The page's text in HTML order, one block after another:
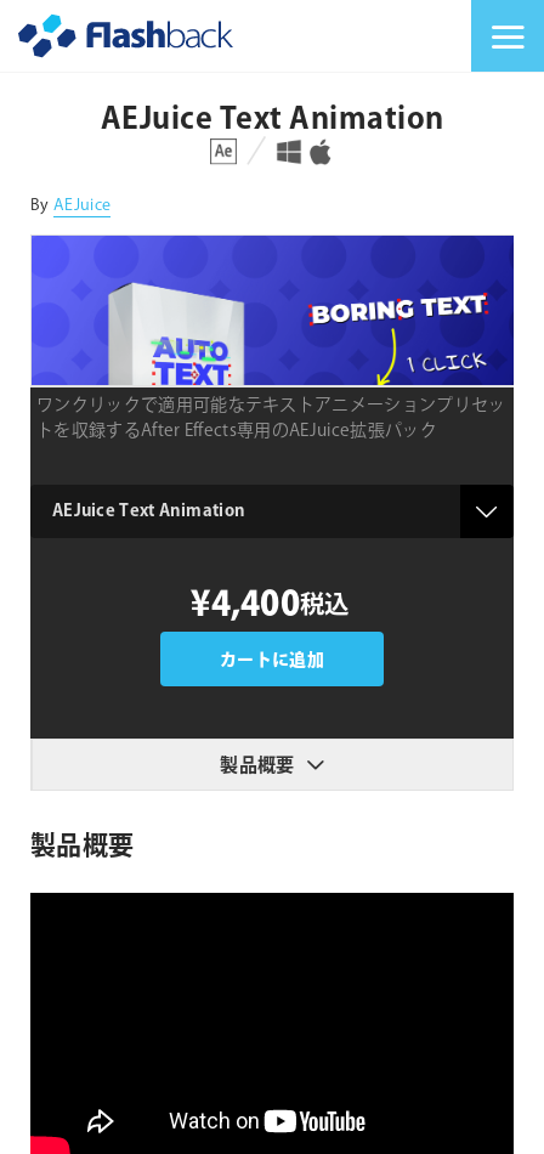
AEJuice Text Animation
対応プラットフォーム 対応OS
By AEJuice
ワンクリックで適用可能なテキストアニメーションプリセッ
トを収録するAfter Effects専用のAEJuice拡張パック
type
¥4,400税込
カートに追加
製品概要
製品概要